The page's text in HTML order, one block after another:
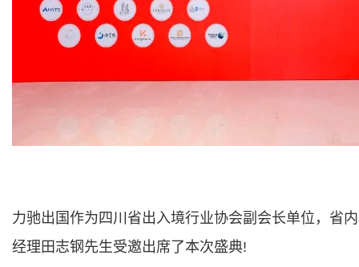
力驰出国作为四川省出入境行业协会副会长单位，省
经理田志钢先生受邀出席了本次盛典!